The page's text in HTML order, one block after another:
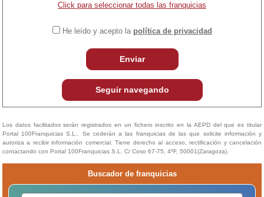
Click para seleccionar todas las franquicias
He leído y acepto la política de privacidad
Enviar
Seguir navegando
Los datos facilitados serán registrados en un fichero inscrito en la AEPD del que es titular
Portal 100Franquicias S.L.. Se cederán a las franquicias de las que solicite información y
autoriza a recibir información comercial. Tiene derecho al acceso, rectificación y cancelación
contactando con Portal 100Franquicias S.L. C/ Coso 67-75, 4ºF, 50001(Zaragoza).
Buscador de franquicias